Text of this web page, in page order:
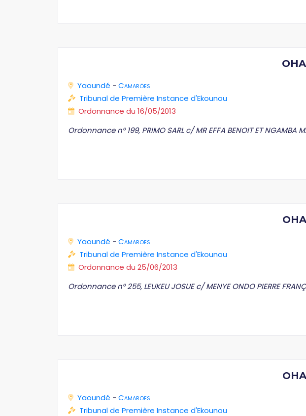
Yaoundé - Camarões
Tribunal de Première Instance d'Ekounou
Ordonnance du 16/05/2013
Ordonnance n° 199, PRIMO SARL c/ MR EFFA BENOIT ET NGAMBA
Yaoundé - Camarões
Tribunal de Première Instance d'Ekounou
Ordonnance du 25/06/2013
Ordonnance n° 255, LEUKEU JOSUE c/ MENYE ONDO PIERRE
Yaoundé - Camarões
Tribunal de Première Instance d'Ekounou